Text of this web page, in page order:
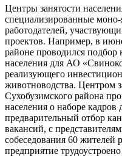
Центры занятости
специализированные
работодателей,
проектов. Например, в
районе проводился подбор
населения для АО
реализующего
животноводства. Центром
Сухобузимского района
населения о наборе кадров
предварительный отбор
вакансий, с
собеседования 60 жителей
предприятие